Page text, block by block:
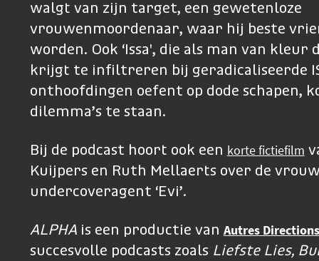
walgt van zijn target, een gewetenloze
vrouwenmoordenaar, waar hij beste
worden. Ook ‘Issa', die als man van kleur
krijgt te infiltreren bij geradicaliseerde
onthoofdingen oefent op dode schapen,
dilemma’s te staan.
Bij de podcast hoort ook een korte fictiefilm
Kuijpers en Ruth Mellaerts over de
undercoveragent ‘Evi’.
ALPHAis een productie van Autres Directions
succesvolle podcasts zoals Liefste Lies,